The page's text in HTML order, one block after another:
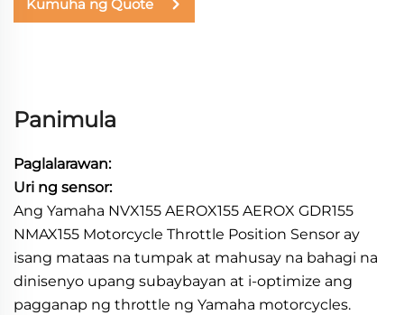
Kumuha ng Quote
Panimula
Paglalarawan:
Uri ng sensor:
Ang Yamaha NVX155 AEROX155 AEROX GDR155
NMAX155 Motorcycle Throttle Position Sensor ay
isang mataas na tumpak at mahusay na bahagi na
dinisenyo upang subaybayan at i-optimize ang
pagganap ng throttle ng Yamaha motorcycles.